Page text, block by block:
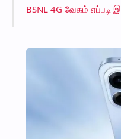
BSNL 4G வேகம் எப்படி